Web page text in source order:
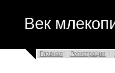
Век
Главная Регистрация